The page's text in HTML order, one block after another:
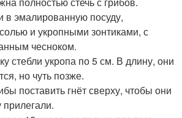
в эмалированную посуду,
и укропными зонтиками, с
чесноком.
стебли укропа по 5 см. В длину, они
но чуть позже.
поставить гнёт сверху, чтобы они
прилегали.